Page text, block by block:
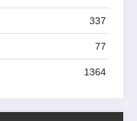
337
77
1364